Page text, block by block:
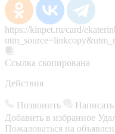
https://kinpet.ru/card/
Ссылка скопирована
Действия
Позвонить
Добавить в избранное
Пожаловаться на